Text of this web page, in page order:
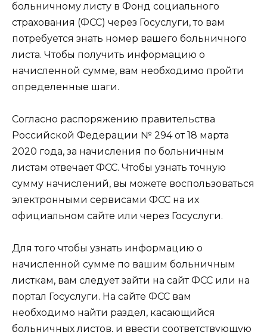
больничному листу в Фонд социального
страхования (ФСС) через Госуслуги, то вам
потребуется знать номер вашего больничного
листа. Чтобы получить информацию о
начисленной сумме, вам необходимо пройти
определенные шаги.
Согласно распоряжению правительства
Российской Федерации № 294 от 18 марта
2020 года, за начисления по больничным
листам отвечает ФСС. Чтобы узнать точную
сумму начислений, вы можете воспользоваться
электронными сервисами ФСС на их
официальном сайте или через Госуслуги.
Для того чтобы узнать информацию о
начисленной сумме по вашим больничным
листкам, вам следует зайти на сайт ФСС или на
портал Госуслуги. На сайте ФСС вам
необходимо найти раздел, касающийся
больничных листов, и ввести соответствующую